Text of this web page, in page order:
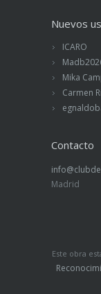
Nuevos
ICARO
Mika
Carmen
Contacto
Madrid
Este obra